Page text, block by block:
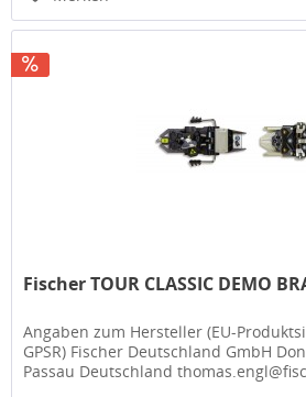
Fischer TOUR CLASSIC DEMO
Angaben zum Hersteller (EU-
GPSR) Fischer Deutschland GmbH
Passau Deutschland